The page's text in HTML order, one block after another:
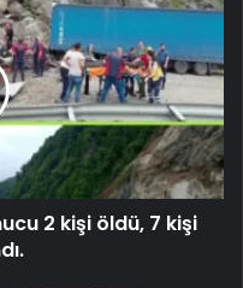
2 kişi öldü, 7 kişi